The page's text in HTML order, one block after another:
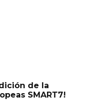
de la
SMART7!